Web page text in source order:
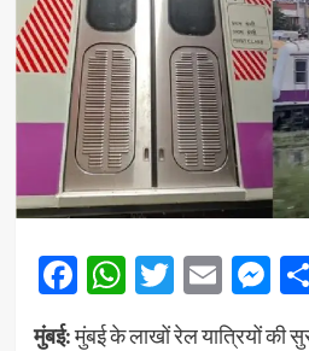
Facebook
WhatsApp
Twitter
Email
मुंबई:मुंबई के लाखों रेल यात्रियों की